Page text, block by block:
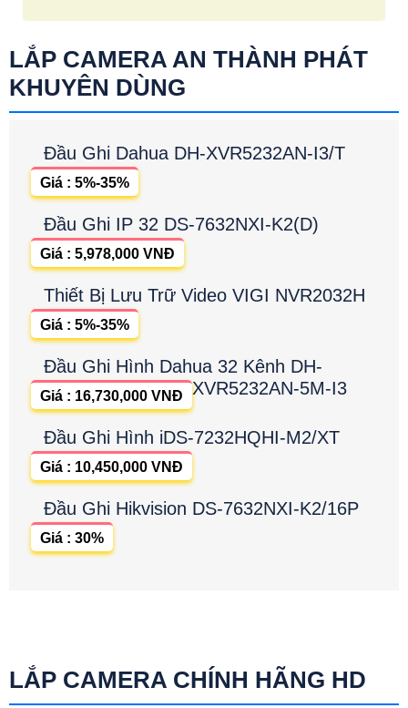
LẮP CAMERA AN THÀNH PHÁT
KHUYÊN DÙNG
Đầu Ghi Dahua DH-XVR5232AN-I3/T
Giá : 5%-35%
Đầu Ghi IP 32 DS-7632NXI-K2(D)
Giá : 5,978,000 VNĐ
Thiết Bị Lưu Trữ Video VIGI NVR2032H
Giá : 5%-35%
Đầu Ghi Hình Dahua 32 Kênh DH-
XVR5232AN-5M-I3
Giá : 16,730,000 VNĐ
Đầu Ghi Hình iDS-7232HQHI-M2/XT
Giá : 10,450,000 VNĐ
Đầu Ghi Hikvision DS-7632NXI-K2/16P
Giá : 30%
LẮP CAMERA CHÍNH HÃNG HD